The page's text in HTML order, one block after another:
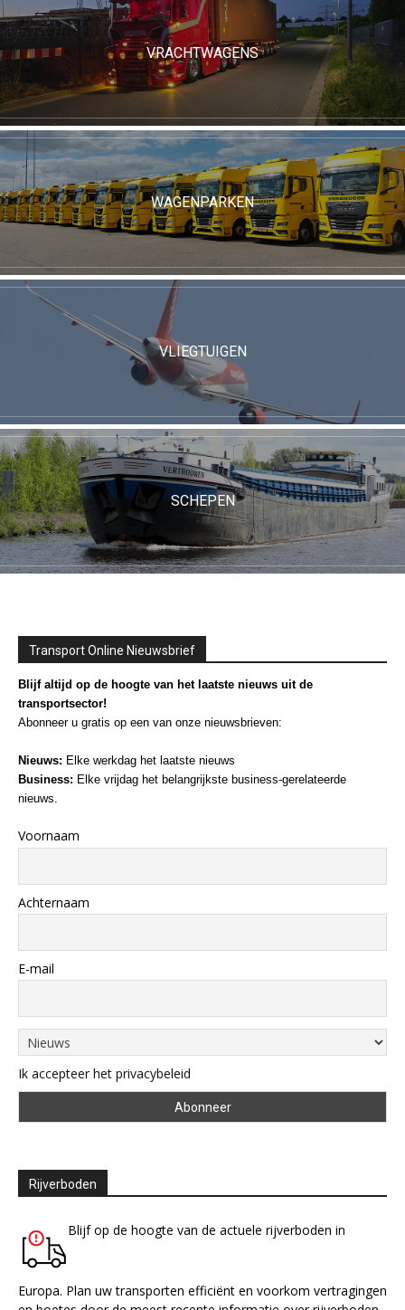
VRACHTWAGENS
WAGENPARKEN
VLIEGTUIGEN
SCHEPEN
Transport Online Nieuwsbrief
Blijf altijd op de hoogte van het laatste nieuws uit de
transportsector!
Abonneer u gratis op een van onze nieuwsbrieven:
Nieuws: Elke werkdag het laatste nieuws
Business: Elke vrijdag het belangrijkste business-gerelateerde
nieuws.
Voornaam
Achternaam
E-mail
Ik accepteer het privacybeleid
Rijverboden
Blijf op de hoogte van de actuele rijverboden in
Europa. Plan uw transporten efficiënt en voorkom vertragingen